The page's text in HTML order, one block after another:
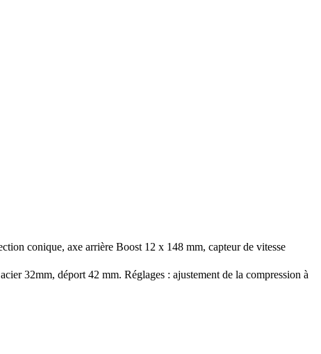
conique, axe arrière Boost 12 x 148 mm, capteur de vitesse
32mm, déport 42 mm. Réglages : ajustement de la compression à